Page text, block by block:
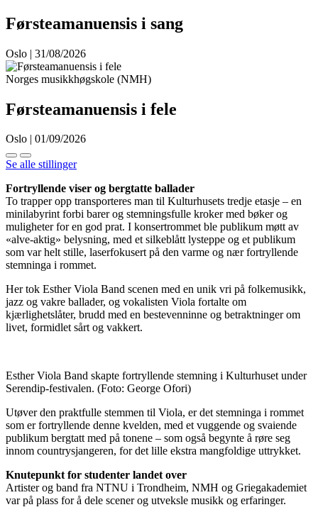
Førsteamanuensis i sang
Oslo | 31/08/2026
Norges musikkhøgskole (NMH)
Førsteamanuensis i fele
Oslo | 01/09/2026
Se alle stillinger
Fortryllende viser og bergtatte ballader
To trapper opp transporteres man til Kulturhusets tredje etasje – en
minilabyrint forbi barer og stemningsfulle kroker med bøker og
muligheter for en god prat. I konsertrommet ble publikum møtt av
«alve-aktig» belysning, med et silkeblått lysteppe og et publikum
som var helt stille, laserfokusert på den varme og nær fortryllende
stemninga i rommet.
Her tok Esther Viola Band scenen med en unik vri på folkemusikk,
jazz og vakre ballader, og vokalisten Viola fortalte om
kjærlighetslåter, brudd med en bestevenninne og betraktninger om
livet, formidlet sårt og vakkert.
Esther Viola Band skapte fortryllende stemning i Kulturhuset under
Serendip-festivalen. (Foto: George Ofori)
Utøver den praktfulle stemmen til Viola, er det stemninga i rommet
som er fortryllende denne kvelden, med et vuggende og svaiende
publikum bergtatt med på tonene – som også begynte å røre seg
innom countrysjangeren, for det lille ekstra mangfoldige uttrykket.
Knutepunkt for studenter landet over
Artister og band fra NTNU i Trondheim, NMH og Griegakademiet
var på plass for å dele scener og utveksle musikk og erfaringer.